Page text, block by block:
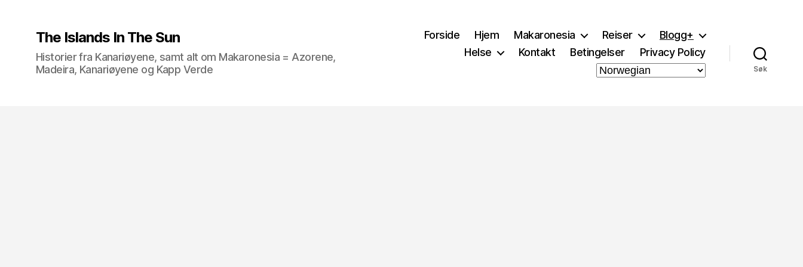
The Islands In The Sun
Historier fra Kanariøyene, samt alt om Makaronesia = Azorene,
Madeira, Kanariøyene og Kapp Verde
Forside Hjem Makaronesia Reiser
Blogg+
Helse
Kontakt Betingelser Privacy Policy
Søk